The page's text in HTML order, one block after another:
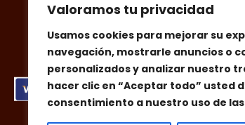
Valoramos tu privacidad
Usamos cookies para mejorar su
navegación, mostrarle anuncios o
personalizados y analizar nuestro
hacer clic en “Aceptar todo” usted
consentimiento a nuestro uso de